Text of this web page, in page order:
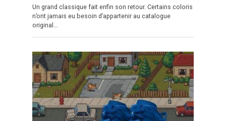
Un grand classique fait enfin son retour. Certains coloris
n’ont jamais eu besoin d’appartenir au catalogue
original…